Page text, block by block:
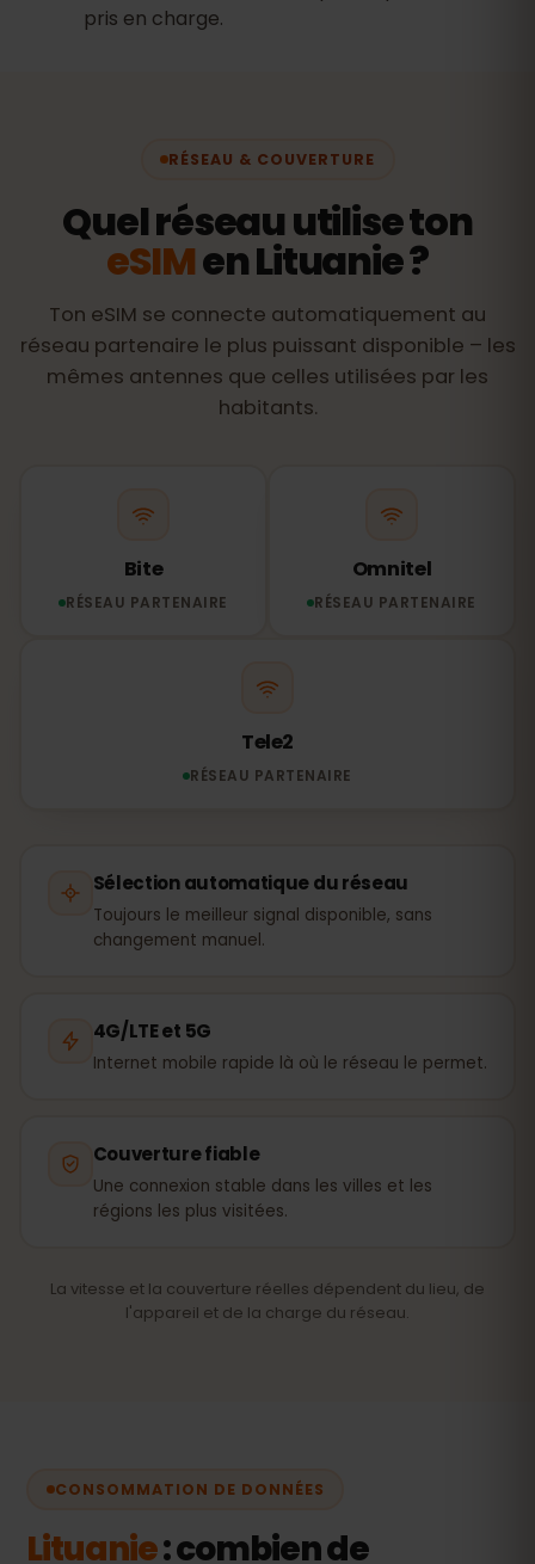
pris en charge.
RÉSEAU & COUVERTURE
Quel réseau utilise ton
eSIMen Lituanie ?
Ton eSIM se connecte automatiquement au
réseau partenaire le plus puissant disponible – les
mêmes antennes que celles utilisées par les
habitants.
Bite
RÉSEAU PARTENAIRE
Omnitel
RÉSEAU PARTENAIRE
Tele2
RÉSEAU PARTENAIRE
Sélection automatique du réseau
Toujours le meilleur signal disponible, sans
changement manuel.
4G/LTE et 5G
Internet mobile rapide là où le réseau le permet.
Couverture fiable
Une connexion stable dans les villes et les
régions les plus visitées.
La vitesse et la couverture réelles dépendent du lieu, de
l'appareil et de la charge du réseau.
CONSOMMATION DE DONNÉES
Lituanie: combien de